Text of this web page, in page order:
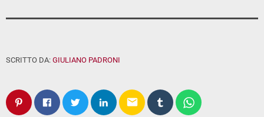
SCRITTO DA: GIULIANO PADRONI
email